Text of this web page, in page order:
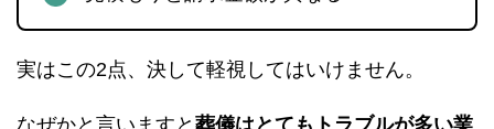
実はこの2点、決して軽視してはいけません。
なぜかと言いますと 葬儀はとてもトラブルが多い業